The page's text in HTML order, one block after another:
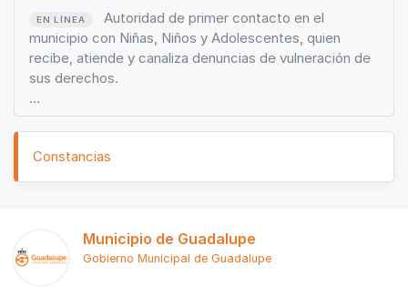
EN LÍNEA
Autoridad de primer contacto en el
municipio con Niñas, Niños y Adolescentes, quien
recibe, atiende y canaliza denuncias de vulneración de
sus derechos.
El objetivo principal proteger y restituir los derechos de
las Niñas, Niños y Adolescentes, salvaguardando su
integridad física y emocional.
Constancias
Municipio de Guadalupe
Gobierno Municipal de Guadalupe